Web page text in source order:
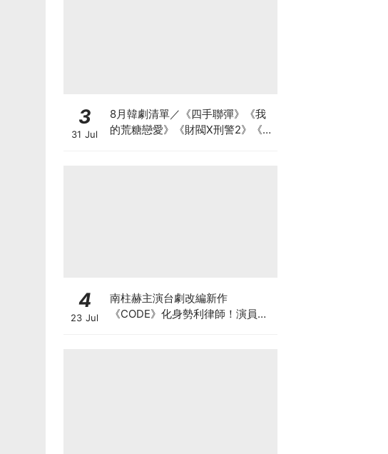
3
31 Jul
8月韓劇清單／《四手聯彈》《我
的荒糖戀愛》《財閥X刑警2》《鼠
4
23 Jul
南柱赫主演台劇改編新作
《CODE》化身勢利律師！演員陣